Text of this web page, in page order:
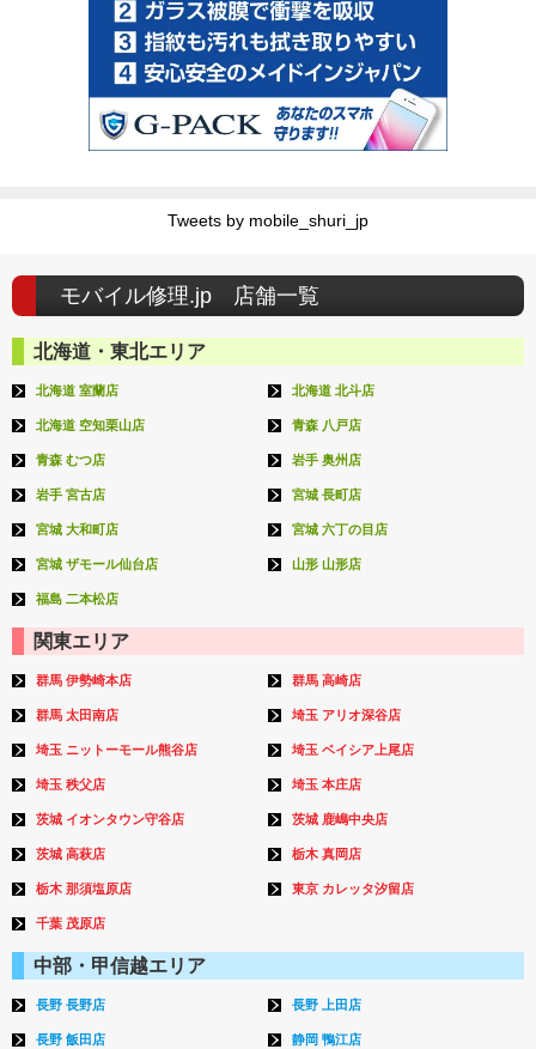
Tweets by mobile_shuri_jp
モバイル修理.jp 店舗一覧
北海道・東北エリア
北海道 室蘭店 北海道 北斗店
北海道 空知栗山店 青森 八戸店
青森 むつ店 岩手 奥州店
岩手 宮古店 宮城 長町店
宮城 大和町店 宮城 六丁の目店
宮城 ザモール仙台店 山形 山形店
福島 二本松店
関東エリア
群馬 伊勢崎本店 群馬 高崎店
群馬 太田南店 埼玉 アリオ深谷店
埼玉 ニットーモール熊谷店 埼玉 ベイシア上尾店
埼玉 秩父店 埼玉 本庄店
茨城 イオンタウン守谷店 茨城 鹿嶋中央店
茨城 高萩店 栃木 真岡店
栃木 那須塩原店 東京 カレッタ汐留店
千葉 茂原店
中部・甲信越エリア
長野 長野店 長野 上田店
長野 飯田店 静岡 鴨江店